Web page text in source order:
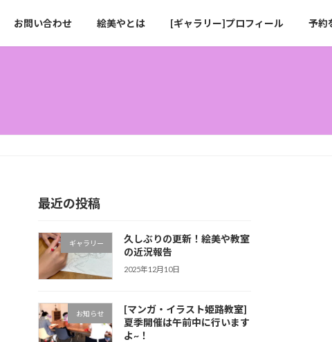
お問い合わせ 絵美やとは [ギャラリー]プロフィール 予約
最近の投稿
ギャラリー
久しぶりの更新！絵美や教室
の近況報告
2025年12月10日
お知らせ
[マンガ・イラスト姫路教室]
夏季開催は午前中に行います
よ~！